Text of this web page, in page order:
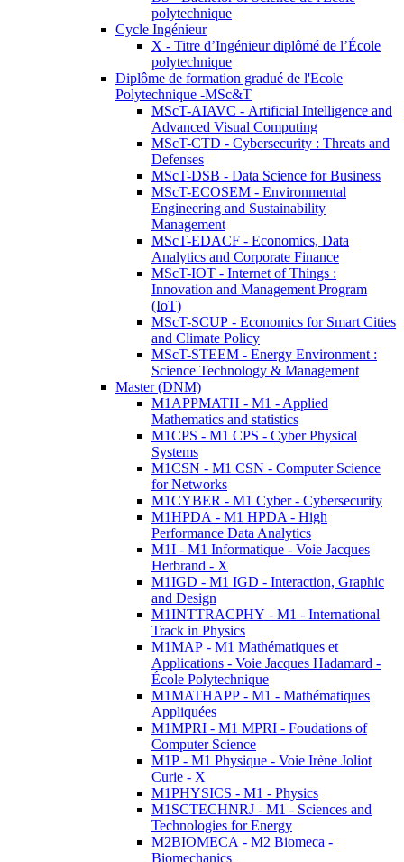
polytechnique
Cycle Ingénieur
X - Titre d’Ingénieur diplômé de l’École
polytechnique
Diplôme de formation gradué de l'Ecole
Polytechnique -MSc&T
MScT-AIAVC - Artificial Intelligence and
Advanced Visual Computing
MScT-CTD - Cybersecurity : Threats and
Defenses
MScT-DSB - Data Science for Business
MScT-ECOSEM - Environmental
Engineering and Sustainability
Management
MScT-EDACF - Economics, Data
Analytics and Corporate Finance
MScT-IOT - Internet of Things :
Innovation and Management Program
(IoT)
MScT-SCUP - Economics for Smart Cities
and Climate Policy
MScT-STEEM - Energy Environment :
Science Technology & Management
Master (DNM)
M1APPMATH - M1 - Applied
Mathematics and statistics
M1CPS - M1 CPS - Cyber Physical
Systems
M1CSN - M1 CSN - Computer Science
for Networks
M1CYBER - M1 Cyber - Cybersecurity
M1HPDA - M1 HPDA - High
Performance Data Analytics
M1I - M1 Informatique - Voie Jacques
Herbrand - X
M1IGD - M1 IGD - Interaction, Graphic
and Design
M1INTTRACPHY - M1 - International
Track in Physics
M1MAP - M1 Mathématiques et
Applications - Voie Jacques Hadamard -
École Polytechnique
M1MATHAPP - M1 - Mathématiques
Appliquées
M1MPRI - M1 MPRI - Foudations of
Computer Science
M1P - M1 Physique - Voie Irène Joliot
Curie - X
M1PHYSICS - M1 - Physics
M1SCTECHNRJ - M1 - Sciences and
Technologies for Energy
M2BIOMECA - M2 Biomeca -
Biomechanics